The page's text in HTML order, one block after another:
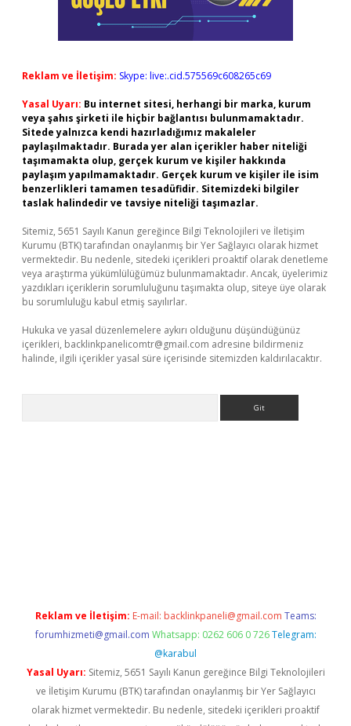
Reklam ve İletişim: Skype: live:.cid.575569c608265c69
Yasal Uyarı: Bu internet sitesi, herhangi bir marka, kurum
veya şahıs şirketi ile hiçbir bağlantısı bulunmamaktadır.
Sitede yalnızca kendi hazırladığımız makaleler
paylaşılmaktadır. Burada yer alan içerikler haber niteliği
taşımamakta olup, gerçek kurum ve kişiler hakkında
paylaşım yapılmamaktadır. Gerçek kurum ve kişiler ile isim
benzerlikleri tamamen tesadüfidir. Sitemizdeki bilgiler
taslak halindedir ve tavsiye niteliği taşımazlar.
Sitemiz, 5651 Sayılı Kanun gereğince Bilgi Teknolojileri ve İletişim
Kurumu (BTK) tarafından onaylanmış bir Yer Sağlayıcı olarak hizmet
vermektedir. Bu nedenle, sitedeki içerikleri proaktif olarak denetleme
veya araştırma yükümlülüğümüz bulunmamaktadır. Ancak, üyelerimiz
yazdıkları içeriklerin sorumluluğunu taşımakta olup, siteye üye olarak
bu sorumluluğu kabul etmiş sayılırlar.
Hukuka ve yasal düzenlemelere aykırı olduğunu düşündüğünüz
içerikleri, backlinkpanelicomtr@gmail.com adresine bildirmeniz
halinde, ilgili içerikler yasal süre içerisinde sitemizden kaldırılacaktır.
Reklam ve İletişim: E-mail: backlinkpaneli@gmail.com Teams:
forumhizmeti@gmail.com Whatsapp: 0262 606 0 726 Telegram:
@karabul
Yasal Uyarı: Sitemiz, 5651 Sayılı Kanun gereğince Bilgi Teknolojileri
ve İletişim Kurumu (BTK) tarafından onaylanmış bir Yer Sağlayıcı
olarak hizmet vermektedir. Bu nedenle, sitedeki içerikleri proaktif